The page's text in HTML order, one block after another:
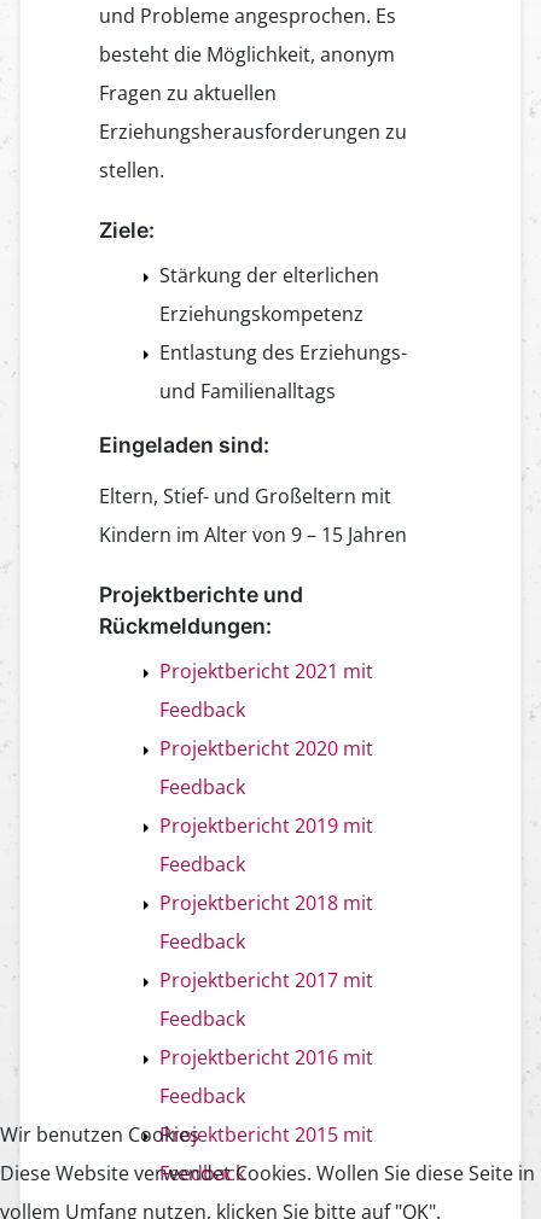
und Probleme angesprochen. Es
besteht die Möglichkeit, anonym
Fragen zu aktuellen
Erziehungsherausforderungen zu
stellen.
Ziele:
Stärkung der elterlichen
Erziehungskompetenz
Entlastung des Erziehungs-
und Familienalltags
Eingeladen sind:
Eltern, Stief- und Großeltern mit
Kindern im Alter von 9 – 15 Jahren
Projektberichte und
Rückmeldungen:
Projektbericht 2021 mit
Feedback
Projektbericht 2020 mit
Feedback
Projektbericht 2019 mit
Feedback
Projektbericht 2018 mit
Feedback
Projektbericht 2017 mit
Feedback
Projektbericht 2016 mit
Feedback
Projektbericht 2015 mit
Feedback
Wir benutzen Cookies
Diese Website verwendet Cookies. Wollen Sie diese Seite in
vollem Umfang nutzen, klicken Sie bitte auf "OK".